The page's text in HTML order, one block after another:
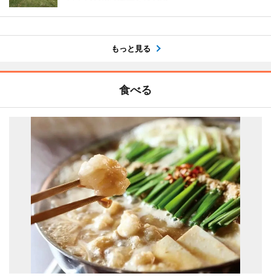
もっと見る
食べる